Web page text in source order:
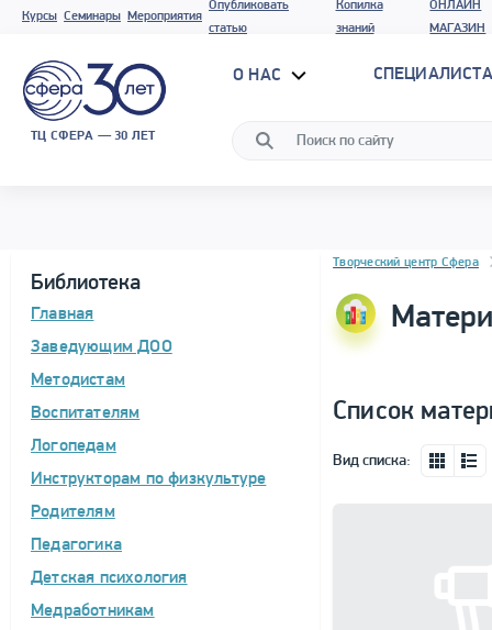
Курсы Семинары Мероприятия
Опубликовать
статью
Копилка
знаний
ОНЛАЙН
МАГАЗИН
ТЦ СФЕРА — 30 ЛЕТ
О НАС
Библиотека
Главная
Заведующим ДОО
Методистам
Воспитателям
Логопедам
Инструкторам по физкультуре
Родителям
Педагогика
Детская психология
Медработникам
Блок новостей
Творческий центр Сфера
Список
Вид списка: